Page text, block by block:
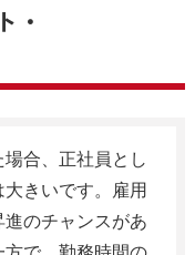
・
合、正社員とし
きいです。雇用
のチャンスがあ